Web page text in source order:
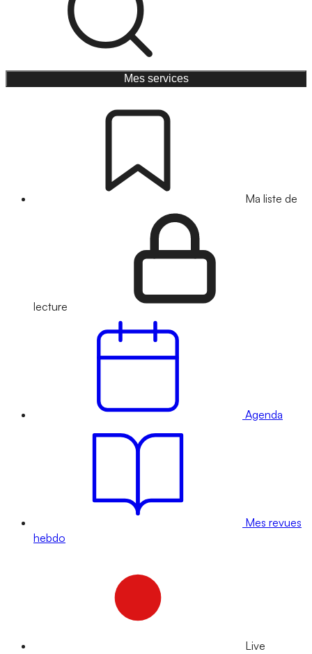
Mes services
Ma liste de
lecture
Agenda
Mes revues
hebdo
Live